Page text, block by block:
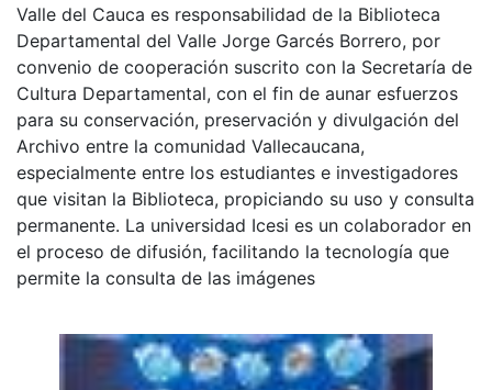
Valle del Cauca es responsabilidad de la Biblioteca
Departamental del Valle Jorge Garcés Borrero, por
convenio de cooperación suscrito con la Secretaría de
Cultura Departamental, con el fin de aunar esfuerzos
para su conservación, preservación y divulgación del
Archivo entre la comunidad Vallecaucana,
especialmente entre los estudiantes e investigadores
que visitan la Biblioteca, propiciando su uso y consulta
permanente. La universidad Icesi es un colaborador en
el proceso de difusión, facilitando la tecnología que
permite la consulta de las imágenes